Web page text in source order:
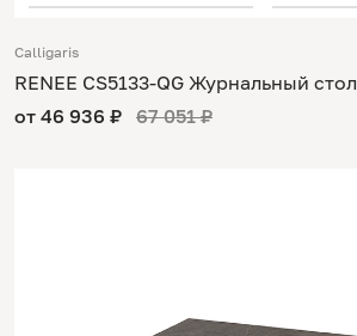
Calligaris
RENEE CS5133-QG Журнальный стол
от 46 936 ₽ 67 051 ₽